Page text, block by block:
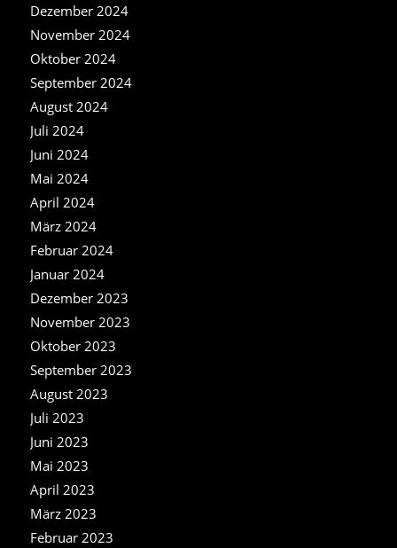
Dezember 2024
November 2024
Oktober 2024
September 2024
August 2024
Juli 2024
Juni 2024
Mai 2024
April 2024
März 2024
Februar 2024
Januar 2024
Dezember 2023
November 2023
Oktober 2023
September 2023
August 2023
Juli 2023
Juni 2023
Mai 2023
April 2023
März 2023
Februar 2023